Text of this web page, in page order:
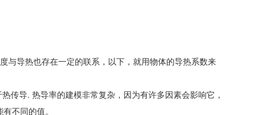
与导热也存在一定的联系，以下，就用物体的导热系数来
传导. 热导率的建模非常复杂，因为有许多因素会影响它，
不同的值。